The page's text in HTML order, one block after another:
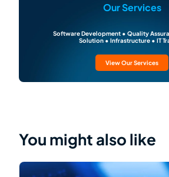
Our Services
Software Development • Quality
Solution • Infrastructure • IT
View Our Services
You might also like